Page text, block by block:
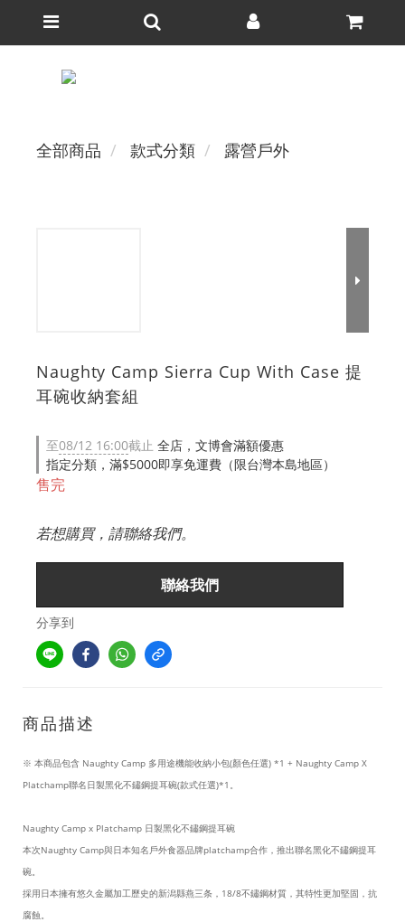
全部商品 款式分類 露營戶外
Naughty Camp Sierra Cup With Case 提
耳碗收納套組
至08/12 16:00截止 全店，文博會滿額優惠
指定分類，滿$5000即享免運費（限台灣本島地區）
售完
若想購買，請聯絡我們。
聯絡我們
分享到
商品描述
※ 本商品包含 Naughty Camp 多用途機能收納小包(顏色任選) *1 + Naughty Camp X
Platchamp聯名日製黑化不鏽鋼提耳碗(款式任選)*1。
Naughty Camp x Platchamp 日製黑化不鏽鋼提耳碗
本次Naughty Camp與日本知名戶外食器品牌platchamp合作，推出聯名黑化不鏽鋼提耳
碗。
採用日本擁有悠久金屬加工歷史的新潟縣燕三条，18/8不鏽鋼材質，其特性更加堅固，抗
腐蝕。